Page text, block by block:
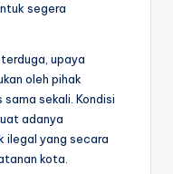
segera
upaya
oleh pihak
sekali. Kondisi
adanya
ilegal yang secara
kota.